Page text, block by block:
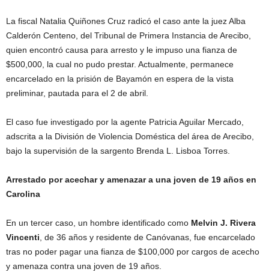
La fiscal Natalia Quiñones Cruz radicó el caso ante la juez Alba
Calderón Centeno, del Tribunal de Primera Instancia de Arecibo,
quien encontró causa para arresto y le impuso una fianza de
$500,000, la cual no pudo prestar. Actualmente, permanece
encarcelado en la prisión de Bayamón en espera de la vista
preliminar, pautada para el 2 de abril.
El caso fue investigado por la agente Patricia Aguilar Mercado,
adscrita a la División de Violencia Doméstica del área de Arecibo,
bajo la supervisión de la sargento Brenda L. Lisboa Torres.
Arrestado por acechar y amenazar a una joven de 19 años en
Carolina
En un tercer caso, un hombre identificado como Melvin J. Rivera
Vincenti , de 36 años y residente de Canóvanas, fue encarcelado
tras no poder pagar una fianza de $100,000 por cargos de acecho
y amenaza contra una joven de 19 años.